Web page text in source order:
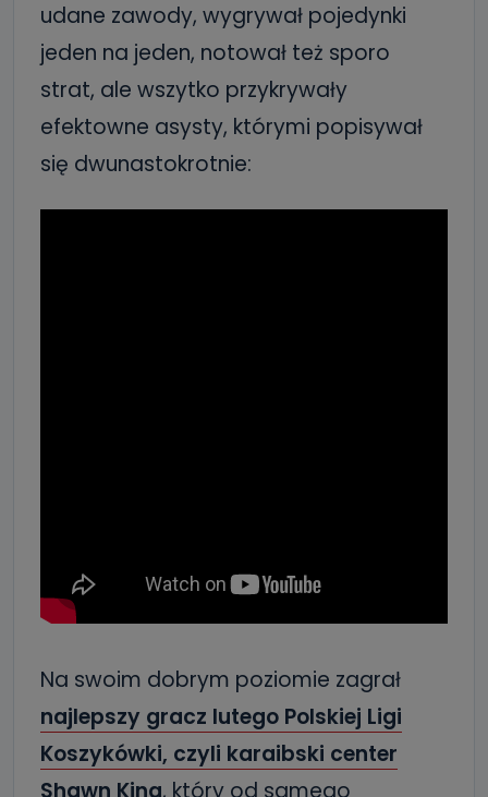
udane zawody, wygrywał pojedynki
jeden na jeden, notował też sporo
strat, ale wszytko przykrywały
efektowne asysty, którymi popisywał
się dwunastokrotnie:
Na swoim dobrym poziomie zagrał
najlepszy gracz lutego Polskiej Ligi
Koszykówki, czyli karaibski center
Shawn King, który od samego